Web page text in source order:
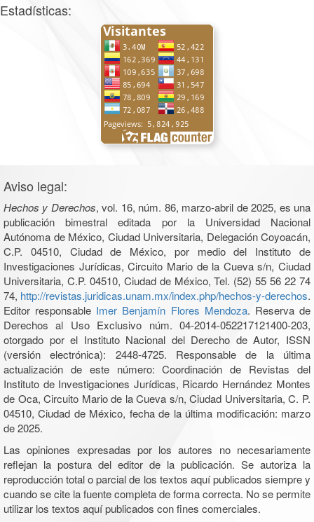
Estadísticas:
Aviso legal:
Hechos y Derechos, vol. 16, núm. 86, marzo-abril de 2025, es una
publicación bimestral editada por la Universidad Nacional
Autónoma de México, Ciudad Universitaria, Delegación Coyoacán,
C.P. 04510, Ciudad de México, por medio del Instituto de
Investigaciones Jurídicas, Circuito Mario de la Cueva s/n, Ciudad
Universitaria, C.P. 04510, Ciudad de México, Tel. (52) 55 56 22 74
74, http://revistas.juridicas.unam.mx/index.php/hechos-y-derechos.
Editor responsable Imer Benjamín Flores Mendoza. Reserva de
Derechos al Uso Exclusivo núm. 04-2014-052217121400-203,
otorgado por el Instituto Nacional del Derecho de Autor, ISSN
(versión electrónica): 2448-4725. Responsable de la última
actualización de este número: Coordinación de Revistas del
Instituto de Investigaciones Jurídicas, Ricardo Hernández Montes
de Oca, Circuito Mario de la Cueva s/n, Ciudad Universitaria, C. P.
04510, Ciudad de México, fecha de la última modificación: marzo
de 2025.
Las opiniones expresadas por los autores no necesariamente
reflejan la postura del editor de la publicación. Se autoriza la
reproducción total o parcial de los textos aquí publicados siempre y
cuando se cite la fuente completa de forma correcta. No se permite
utilizar los textos aquí publicados con fines comerciales.